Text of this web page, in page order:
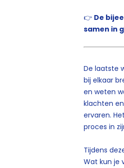
👉 De
samen in
De laatste
bij elkaar
en weten
klachten
ervaren.
proces in
Tijdens
Wat kun je